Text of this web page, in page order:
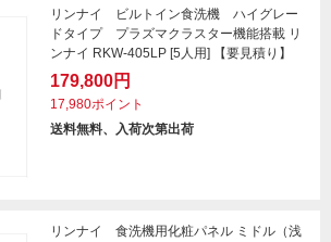
リンナイ ビルトイン食洗機 ハイグレー
ドタイプ プラズマクラスター機能搭載 リ
ンナイ RKW-405LP [5人用] 【要見積り】
179,800円
17,980ポイント
送料無料、入荷次第出荷
リンナイ 食洗機用化粧パネル ミドル（浅